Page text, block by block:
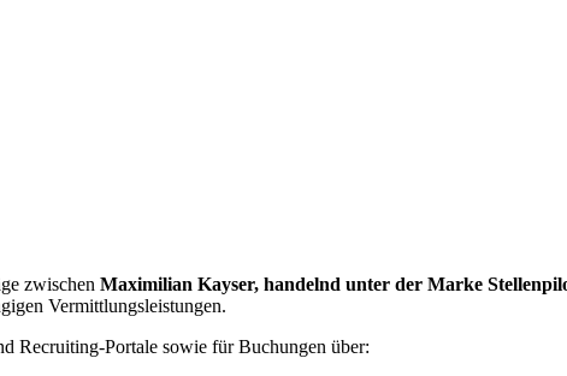
zwischen Maximilian Kayser, handelnd unter der Marke
Vermittlungsleistungen.
Recruiting-Portale sowie für Buchungen über: